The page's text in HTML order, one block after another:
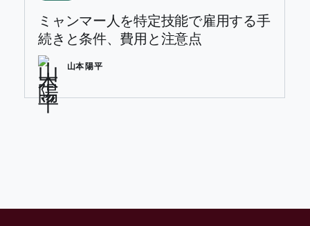
ミャンマー人を特定技能で雇用する手
続きと条件、費用と注意点
山本 陽平